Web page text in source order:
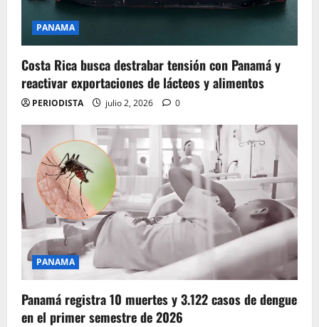
PANAMA
Costa Rica busca destrabar tensión con Panamá y
reactivar exportaciones de lácteos y alimentos
PERIODISTA julio 2, 2026 0
PANAMA
Panamá registra 10 muertes y 3.122 casos de dengue
en el primer semestre de 2026